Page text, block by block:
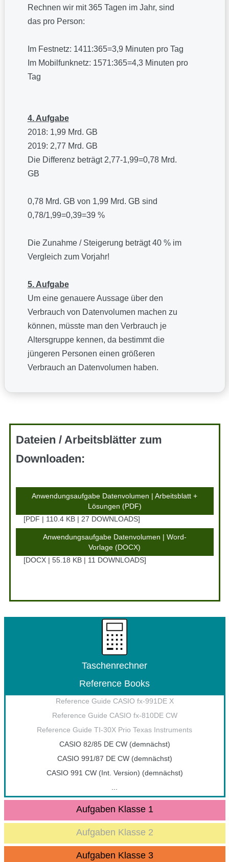
Rechnen wir mit 365 Tagen im Jahr, sind
das pro Person:
Im Festnetz: 1411:365=3,9 Minuten pro Tag
Im Mobilfunknetz: 1571:365=4,3 Minuten pro
Tag
4. Aufgabe
2018: 1,99 Mrd. GB
2019: 2,77 Mrd. GB
Die Differenz beträgt 2,77-1,99=0,78 Mrd.
GB
0,78 Mrd. GB von 1,99 Mrd. GB sind
0,78/1,99=0,39=39 %
Die Zunahme / Steigerung beträgt 40 % im
Vergleich zum Vorjahr!
5. Aufgabe
Um eine genauere Aussage über den
Verbrauch von Datenvolumen machen zu
können, müsste man den Verbrauch je
Altersgruppe kennen, da bestimmt die
jüngeren Personen einen größeren
Verbrauch an Datenvolumen haben.
Dateien / Arbeitsblätter zum
Downloaden:
Anwendungsaufgabe Datenvolumen | Arbeitsblatt +
Lösungen (PDF)
PDF | 110.4 KB | 27 DOWNLOADS
Anwendungsaufgabe Datenvolumen | Word-
Vorlage (DOCX)
DOCX | 55.18 KB | 11 DOWNLOADS
Taschenrechner
Reference Books
Reference Guide CASIO fx-991DE X
Reference Guide CASIO fx-810DE CW
Reference Guide TI-30X Prio Texas Instruments
CASIO 82/85 DE CW (demnächst)
CASIO 991/87 DE CW (demnächst)
CASIO 991 CW (Int. Version) (demnächst)
...
Aufgaben Klasse 1
Aufgaben Klasse 2
Aufgaben Klasse 3